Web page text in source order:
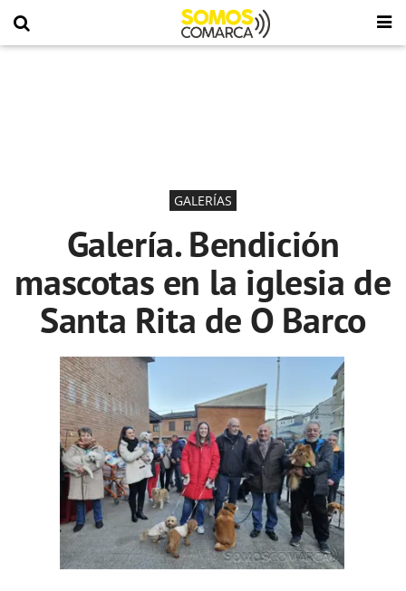
GALERÍAS
Galería. Bendición
mascotas en la iglesia de
Santa Rita de O Barco